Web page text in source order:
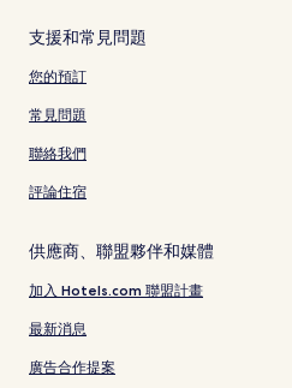
支援和常見問題
您的預訂
常見問題
聯絡我們
評論住宿
供應商、聯盟夥伴和媒體
加入 Hotels.com 聯盟計畫
最新消息
廣告合作提案